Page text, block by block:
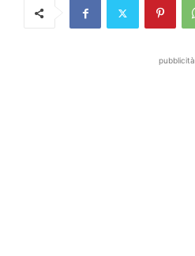
pubblicità